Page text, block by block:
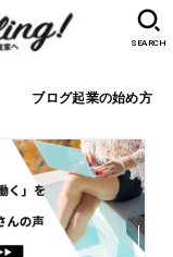
ブログ起業の始め方
SEARCH